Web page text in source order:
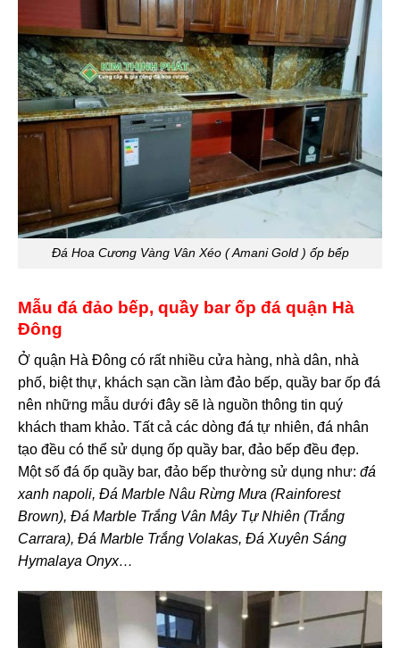
Đá Hoa Cương Vàng Vân Xéo ( Amani Gold ) ốp bếp
Mẫu đá đảo bếp, quầy bar ốp đá quận Hà
Đông
Ở quận Hà Đông có rất nhiều cửa hàng, nhà dân, nhà
phố, biệt thự, khách sạn cần làm đảo bếp, quầy bar ốp đá
nên những mẫu dưới đây sẽ là nguồn thông tin quý
khách tham khảo. Tất cả các dòng đá tự nhiên, đá nhân
tạo đều có thể sử dụng ốp quầy bar, đảo bếp đều đẹp.
Một số đá ốp quầy bar, đảo bếp thường sử dụng như: đá
xanh napoli, Đá Marble Nâu Rừng Mưa (Rainforest
Brown), Đá Marble Trắng Vân Mây Tự Nhiên (Trắng
Carrara), Đá Marble Trắng Volakas, Đá Xuyên Sáng
Hymalaya Onyx…